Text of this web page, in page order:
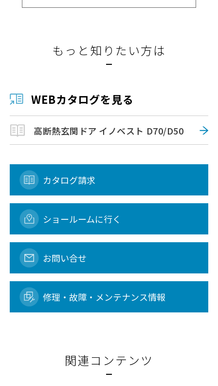
もっと知りたい方は
WEBカタログを見る
高断熱玄関ドア イノベスト D70/D50
カタログ請求
ショールームに行く
お問い合せ
修理・故障・メンテナンス情報
関連コンテンツ